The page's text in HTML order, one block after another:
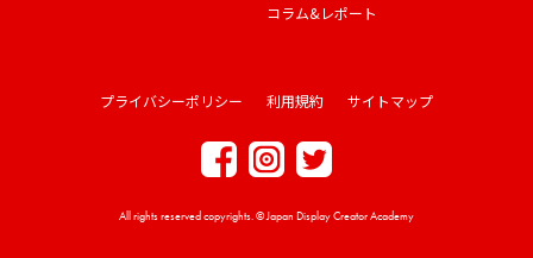
コラム&レポート
プライバシーポリシー 利用規約 サイトマップ
All rights reserved copyrights. © Japan Display Creator Academy